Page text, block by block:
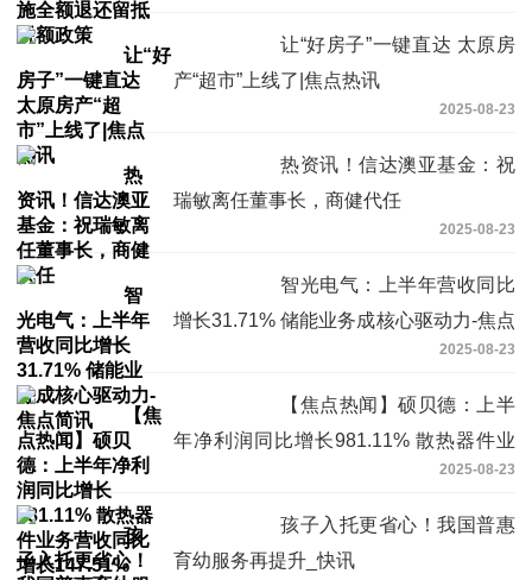
让“好房子”一键直达 太原房
产“超市”上线了|焦点热讯
2025-08-23
热资讯！信达澳亚基金：祝
瑞敏离任董事长，商健代任
2025-08-23
智光电气：上半年营收同比
增长31.71% 储能业务成核心驱动力-焦点
2025-08-23
【焦点热闻】硕贝德：上半
年净利润同比增长981.11% 散热器件业
2025-08-23
孩子入托更省心！我国普惠
育幼服务再提升_快讯